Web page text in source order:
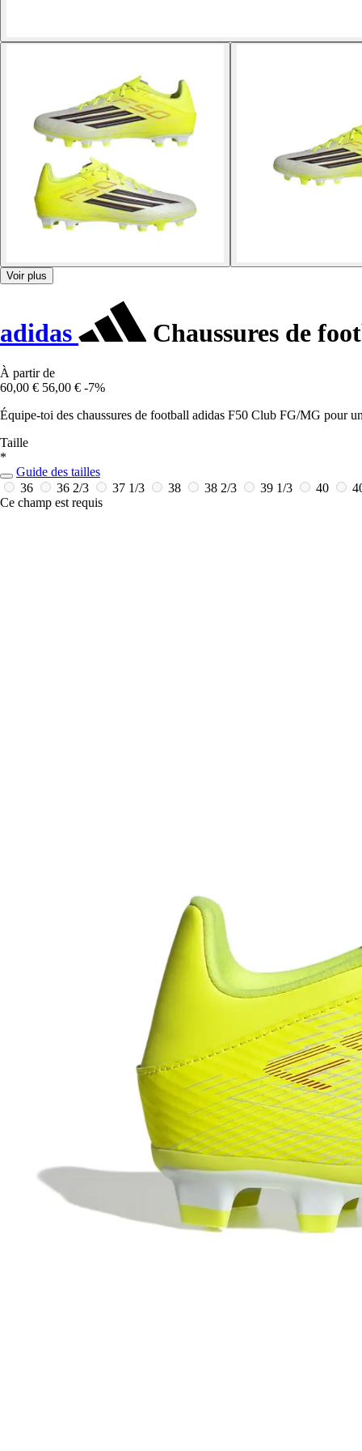
Voir plus
adidas Chaussures de
À partir de
60,00 € 56,00 € -7%
Équipe-toi des chaussures de football adidas F50 Club FG/MG pour
Taille
*
Guide des tailles
36
36 2/3 37 1/3 38 38 2/3 39 1/3 40
Ce champ est requis